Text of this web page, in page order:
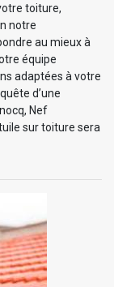
toiture,
notre
au mieux à
équipe
adaptées à votre
d’une
Nef
sur toiture sera